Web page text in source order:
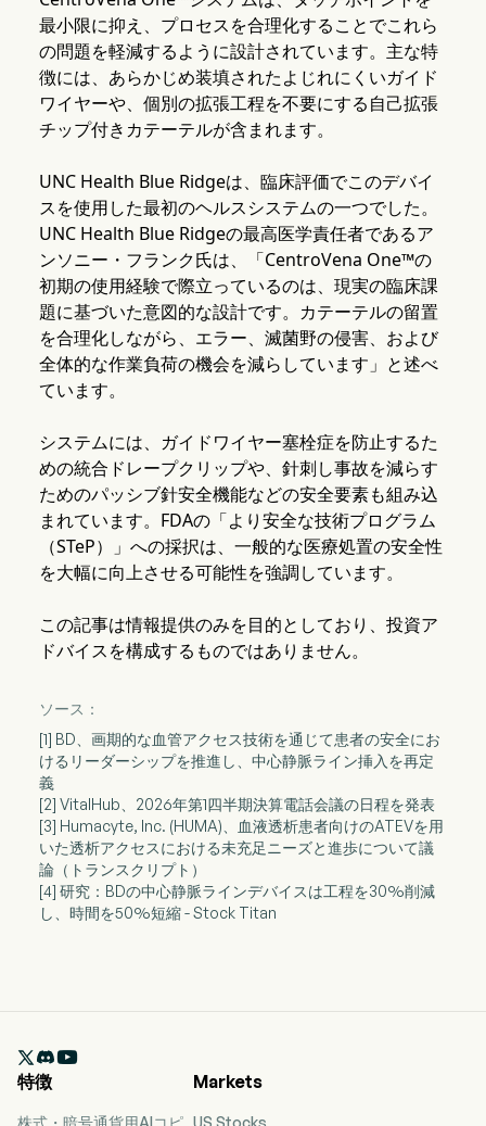
最小限に抑え、プロセスを合理化することでこれら
の問題を軽減するように設計されています。主な特
徴には、あらかじめ装填されたよじれにくいガイド
ワイヤーや、個別の拡張工程を不要にする自己拡張
チップ付きカテーテルが含まれます。
UNC Health Blue Ridgeは、臨床評価でこのデバイ
スを使用した最初のヘルスシステムの一つでした。
UNC Health Blue Ridgeの最高医学責任者であるア
ンソニー・フランク氏は、「CentroVena One™の
初期の使用経験で際立っているのは、現実の臨床課
題に基づいた意図的な設計です。カテーテルの留置
を合理化しながら、エラー、滅菌野の侵害、および
全体的な作業負荷の機会を減らしています」と述べ
ています。
システムには、ガイドワイヤー塞栓症を防止するた
めの統合ドレープクリップや、針刺し事故を減らす
ためのパッシブ針安全機能などの安全要素も組み込
まれています。FDAの「より安全な技術プログラム
（STeP）」への採択は、一般的な医療処置の安全性
を大幅に向上させる可能性を強調しています。
この記事は情報提供のみを目的としており、投資ア
ドバイスを構成するものではありません。
ソース：
[1] BD、画期的な血管アクセス技術を通じて患者の安全にお
けるリーダーシップを推進し、中心静脈ライン挿入を再定
義
[2] VitalHub、2026年第1四半期決算電話会議の日程を発表
[3] Humacyte, Inc. (HUMA)、血液透析患者向けのATEVを用
いた透析アクセスにおける未充足ニーズと進歩について議
論（トランスクリプト）
[4] 研究：BDの中心静脈ラインデバイスは工程を30%削減
し、時間を50%短縮 - Stock Titan

特徴
株式・暗号通貨用AIコピ
Markets
US Stocks